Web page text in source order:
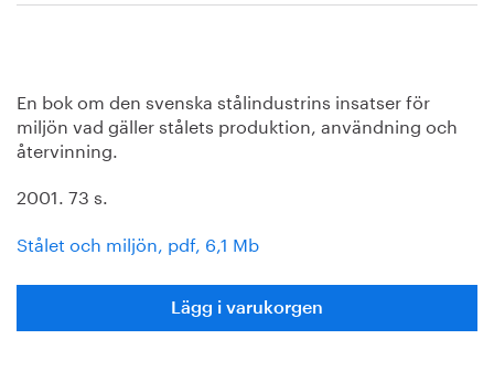
En bok om den svenska stålindustrins insatser för
miljön vad gäller stålets produktion, användning och
återvinning.
2001. 73 s.
Stålet och miljön, pdf, 6,1 Mb
Lägg i varukorgen